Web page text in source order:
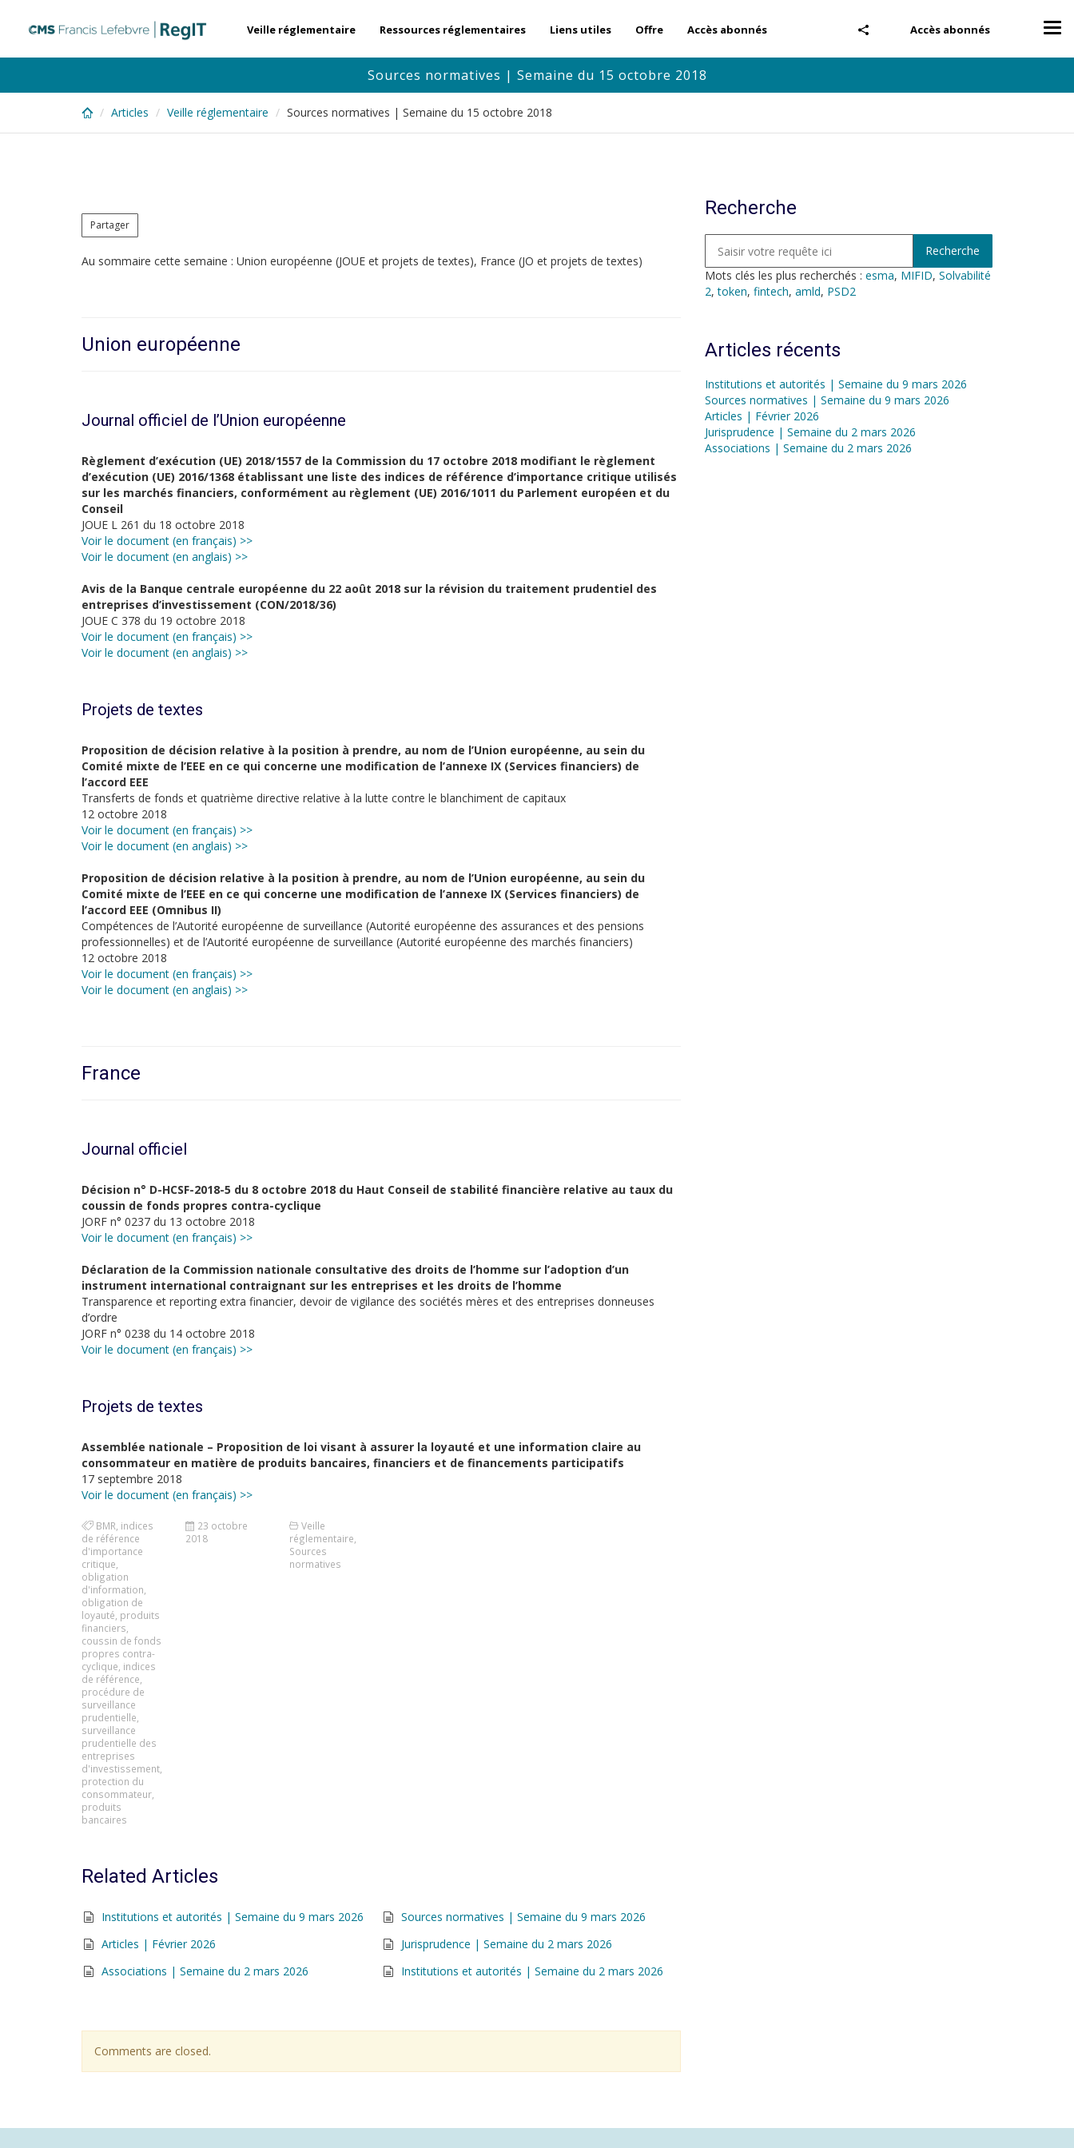
content
Accès abonnés
Veille réglementaire Ressources réglementaires Liens utiles Offre Accès abonnés
Sources normatives | Semaine du 15 octobre 2018
Articles Veille réglementaire Sources normatives | Semaine du 15 octobre 2018
Partager
Au sommaire cette semaine : Union européenne (JOUE et projets de textes), France (JO et projets de textes)
Union européenne
Journal officiel de l’Union européenne
Règlement d’exécution (UE) 2018/1557 de la Commission du 17 octobre 2018 modifiant le règlement
d’exécution (UE) 2016/1368 établissant une liste des indices de référence d’importance critique utilisés
sur les marchés financiers, conformément au règlement (UE) 2016/1011 du Parlement européen et du
Conseil
JOUE L 261 du 18 octobre 2018
Voir le document (en français) >>
Voir le document (en anglais) >>
Avis de la Banque centrale européenne du 22 août 2018 sur la révision du traitement prudentiel des
entreprises d’investissement (CON/2018/36)
JOUE C 378 du 19 octobre 2018
Voir le document (en français) >>
Voir le document (en anglais) >>
Projets de textes
Proposition de décision relative à la position à prendre, au nom de l’Union européenne, au sein du
Comité mixte de l’EEE en ce qui concerne une modification de l’annexe IX (Services financiers) de
l’accord EEE
Transferts de fonds et quatrième directive relative à la lutte contre le blanchiment de capitaux
12 octobre 2018
Voir le document (en français) >>
Voir le document (en anglais) >>
Proposition de décision relative à la position à prendre, au nom de l’Union européenne, au sein du
Comité mixte de l’EEE en ce qui concerne une modification de l’annexe IX (Services financiers) de
l’accord EEE (Omnibus II)
Compétences de l’Autorité européenne de surveillance (Autorité européenne des assurances et des pensions
professionnelles) et de l’Autorité européenne de surveillance (Autorité européenne des marchés financiers)
12 octobre 2018
Voir le document (en français) >>
Voir le document (en anglais) >>
France
Journal officiel
Décision n° D-HCSF-2018-5 du 8 octobre 2018 du Haut Conseil de stabilité financière relative au taux du
coussin de fonds propres contra-cyclique
JORF n° 0237 du 13 octobre 2018
Voir le document (en français) >>
Déclaration de la Commission nationale consultative des droits de l’homme sur l’adoption d’un
instrument international contraignant sur les entreprises et les droits de l’homme
Transparence et reporting extra financier, devoir de vigilance des sociétés mères et des entreprises donneuses
d’ordre
JORF n° 0238 du 14 octobre 2018
Voir le document (en français) >>
Projets de textes
Assemblée nationale – Proposition de loi visant à assurer la loyauté et une information claire au
consommateur en matière de produits bancaires, financiers et de financements participatifs
17 septembre 2018
Voir le document (en français) >>
BMR indices
de référence
d'importance
critique
obligation
d'information
obligation de
loyauté produits
financiers
coussin de fonds
propres contra-
cyclique indices
de référence
procédure de
surveillance
prudentielle
surveillance
prudentielle des
entreprises
d'investissement
protection du
consommateur
produits
bancaires
23 octobre
2018
Veille
réglementaire
Sources
normatives
Related Articles
Institutions et autorités | Semaine du 9 mars 2026
Sources normatives | Semaine du 9 mars 2026
Articles | Février 2026
Jurisprudence | Semaine du 2 mars 2026
Associations | Semaine du 2 mars 2026
Institutions et autorités | Semaine du 2 mars 2026
Comments are closed.
Recherche
Mots clés les plus recherchés : esma, MIFID, Solvabilité
2,token, fintech, amld, PSD2
Articles récents
Institutions et autorités | Semaine du 9 mars 2026
Sources normatives | Semaine du 9 mars 2026
Articles | Février 2026
Jurisprudence | Semaine du 2 mars 2026
Associations | Semaine du 2 mars 2026